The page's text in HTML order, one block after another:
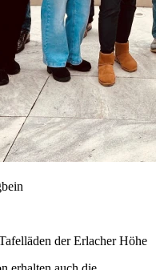
der Erlacher Höhe